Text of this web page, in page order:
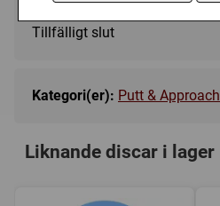
Tillfälligt slut
Kategori(er): Putt & Approach
Liknande discar i lager